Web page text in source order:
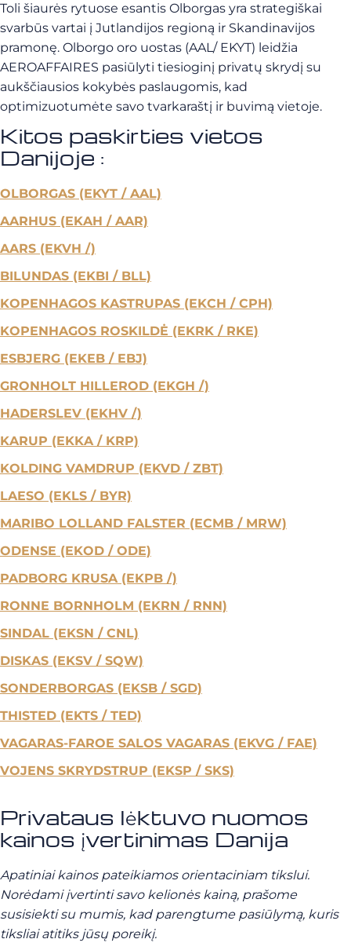
Toli šiaurės rytuose esantis Olborgas yra strategiškai
svarbūs vartai į Jutlandijos regioną ir Skandinavijos
pramonę. Olborgo oro uostas (AAL/ EKYT) leidžia
AEROAFFAIRES pasiūlyti tiesioginį privatų skrydį su
aukščiausios kokybės paslaugomis, kad
optimizuotumėte savo tvarkaraštį ir buvimą vietoje.
Kitos paskirties vietos
Danijoje :
OLBORGAS (EKYT / AAL)
AARHUS (EKAH / AAR)
AARS (EKVH /)
BILUNDAS (EKBI / BLL)
KOPENHAGOS KASTRUPAS (EKCH / CPH)
KOPENHAGOS ROSKILDĖ (EKRK / RKE)
ESBJERG (EKEB / EBJ)
GRONHOLT HILLEROD (EKGH /)
HADERSLEV (EKHV /)
KARUP (EKKA / KRP)
KOLDING VAMDRUP (EKVD / ZBT)
LAESO (EKLS / BYR)
MARIBO LOLLAND FALSTER (ECMB / MRW)
ODENSE (EKOD / ODE)
PADBORG KRUSA (EKPB /)
RONNE BORNHOLM (EKRN / RNN)
SINDAL (EKSN / CNL)
DISKAS (EKSV / SQW)
SONDERBORGAS (EKSB / SGD)
THISTED (EKTS / TED)
VAGARAS-FAROE SALOS VAGARAS (EKVG / FAE)
VOJENS SKRYDSTRUP (EKSP / SKS)
Privataus lėktuvo nuomos
kainos įvertinimas Danija
Apatiniai kainos pateikiamos orientaciniam tikslui.
Norėdami įvertinti savo kelionės kainą, prašome
susisiekti su mumis, kad parengtume pasiūlymą, kuris
tiksliai atitiks jūsų poreikį.